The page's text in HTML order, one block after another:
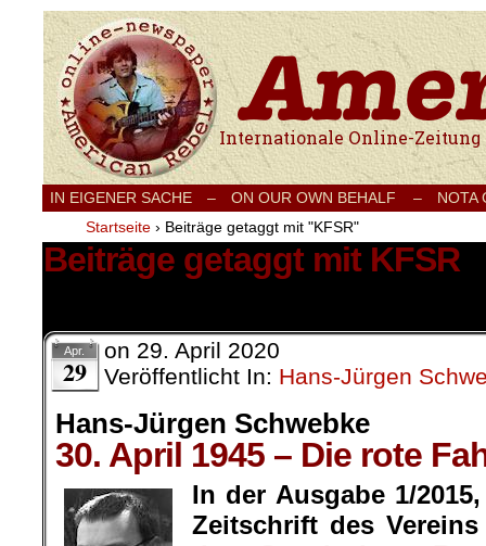
Internationale Onlinezeitung für Frieden,
IN EIGENER SACHE – ON OUR OWN BEHALF –
NOTA
Startseite › Beiträge getaggt mit "KFSR"
Beiträge getaggt mit KFSR
Apr.
29
on 29. April 2020
Veröffentlicht In: Hans-Jürgen
Hans-Jürgen Schwebke
30. April 1945 – Die rote
In der Ausgabe 1/
Zeitschrift des Vereins